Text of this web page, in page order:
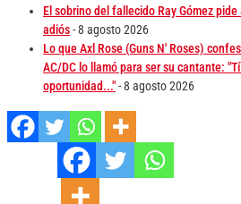
El sobrino del fallecido Ray Gómez
adiós- 8 agosto 2026
Lo que Axl Rose (Guns N' Roses)
AC/DC lo llamó para ser su cantante:
oportunidad..."- 8 agosto 2026